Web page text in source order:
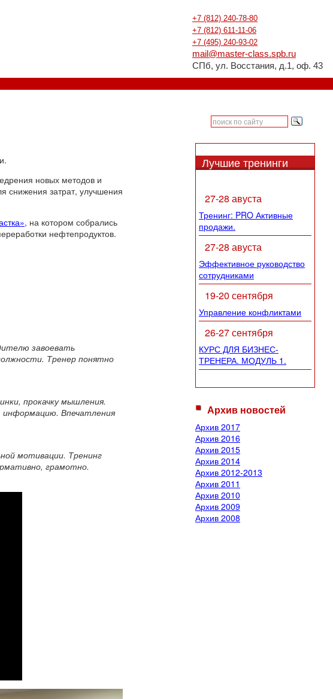
+7 (812) 240-78-80
+7 (812) 611-11-06
+7 (495) 240-93-02
mail@master-class.spb.ru
СПб, ул. Восстания, д.1, оф. 43
новых методов и
снижения затрат, улучшения
, на котором собрались
нефтепродуктов.
завоевать
Тренер понятно
прокачку мышления.
информацию. Впечатления
мотивации. Тренинг
грамотно.
Лучшие тренинги
27-28 авуста
Тренинг: PRO Активные
продажи.
27-28 авуста
Эффективное руководство
сотрудниками
19-20 сентября
Управление конфликтами
26-27 сентября
КУРС ДЛЯ БИЗНЕС-
ТРЕНЕРА. МОДУЛЬ 1.
Архив новостей
Архив 2017
Архив 2016
Архив 2015
Архив 2014
Архив 2012-2013
Архив 2011
Архив 2010
Архив 2009
Архив 2008